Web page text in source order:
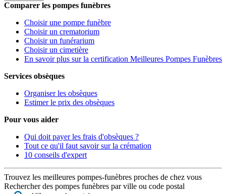
Comparer les pompes funèbres
Choisir une pompe funèbre
Choisir un crematorium
Choisir un funérarium
Choisir un cimetière
En savoir plus sur la certification Meilleures Pompes Funèbres
Services obsèques
Organiser les obsèques
Estimer le prix des obsèques
Pour vous aider
Qui doit payer les frais d'obsèques ?
Tout ce qu'il faut savoir sur la crémation
10 conseils d'expert
Trouvez les meilleures pompes-funèbres proches de chez vous
Rechercher des pompes funèbres par ville ou code postal